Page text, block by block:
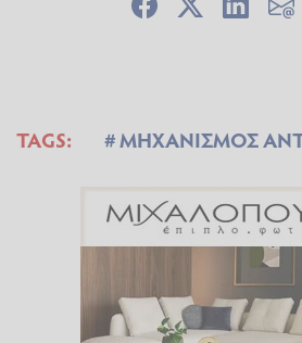
TAGS: ΜΗΧΑΝΙΣΜΟΣ